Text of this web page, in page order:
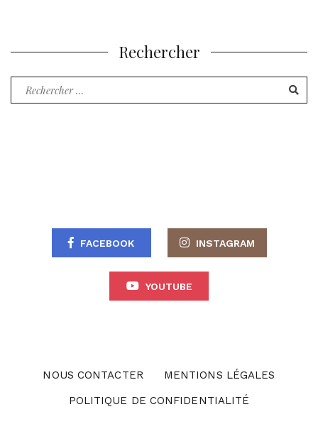
Rechercher
Recherche
FACEBOOK INSTAGRAM
YOUTUBE
NOUS CONTACTER
MENTIONS LÉGALES
POLITIQUE DE CONFIDENTIALITÉ